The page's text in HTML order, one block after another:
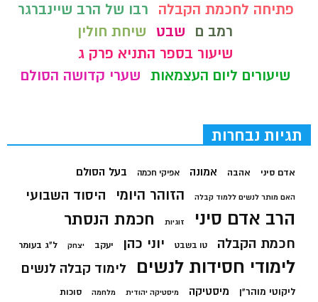
פתיחה לחכמת הקבלה
רבו של הרב שיינברגר
רמב ם
שבט
שיחת חולין
שיעור בספר התניא פרק ג
שיעורים ליום העצמאות שערי קדושה הסולם
תגיות נבחרות
אדם סיני אהבה אמונה אפיקי חכמה בעל הסולם
האם מותר לנשים ללמוד קבלה הזוהר היומי היסוד השבועי
הרב אדם סיני זוגיות חכמת הנסתר
חכמת הקבלה טו בשבט יוני כהן יעקב יצחק ל"ג בעומר
לימודי חסידות לנשים לימוד קבלה לנשים
ליקוטי מוהר"ן מיסטיקה מיסטיקה יהודית מלחמה סוכות